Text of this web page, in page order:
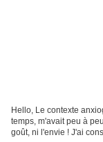
Hello, Le contexte
temps, m'avait peu à
goût, ni l'envie ! J'ai